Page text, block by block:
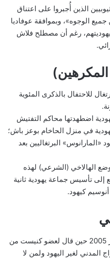
الذين أُجبروا على اعتناق
الوجوه»، وبموافقة عوفاديا
رغم أن مصطلح فلاش
البرتغال للاحتفال بالذكرى المئوية
اضطهدتها محاكم التفتيش
في منزل الحاخام بوعز باش؛
«المارانوس» البرتغاليين بعد
الهالاخي (الشرعي) لهذه
إلى تأسيس جماعة يهودية ثانية
كيهود.
أثار عمّار ضجة إعلامية في سبتمبر 2005 حين قال لعضو كنيست من
لغير اليهود ولمن لا